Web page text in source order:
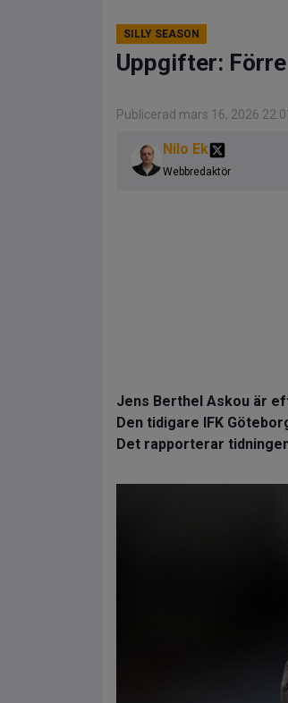
SILLY SEASON
Uppgifter:
Publicerad mars 16, 2026
Nilo Ek
Webbredaktör
Jens Berthel Askou är
Den tidigare IFK
Det rapporterar